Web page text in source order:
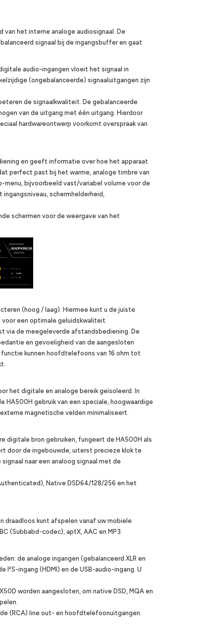
het interne analoge audiosignaal. De
signaal bij de ingangsbuffer en gaat
audio-ingangen vloeit het signaal in
(ongebalanceerde) signaaluitgangen zijn
de signaalkwaliteit. De gebalanceerde
van de uitgang met één uitgang. Hierdoor
hardwareontwerp voorkomt overspraak van
en geeft informatie over hoe het apparaat
perfect past bij het warme, analoge timbre van
menu, bijvoorbeeld vast/variabel volume voor de
schermhelderheid,
schermen voor de weergave van het
(hoog / laag). Hiermee kunt u de juiste
een optimale geluidskwaliteit.
via de meegeleverde afstandsbediening. De
en gevoeligheid van de aangesloten
kunnen hoofdtelefoons van 16 ohm tot
het digitale en analoge bereik geïsoleerd. In
HA500H gebruik van een speciale, hoogwaardige
magnetische velden minimaliseert.
digitale bron gebruiken, fungeert de HA500H als
door de ingebouwde, uiterst precieze klok te
naar een analoog signaal met de
Native DSD64/128/256 en het
draadloos kunt afspelen vanaf uw mobiele
(Subbabd-codec), aptX, AAC en MP3.
de analoge ingangen (gebalanceerd XLR en
I²S-ingang (HDMI) en de USB-audio-ingang. U
worden aangesloten, om native DSD, MQA en
(RCA) line out- en hoofdtelefoonuitgangen.